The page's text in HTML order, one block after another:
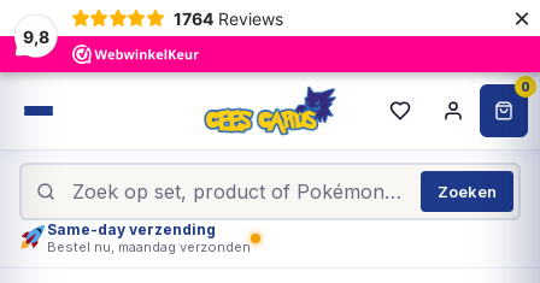
9,8
1764 Reviews ×
0
Zoeken
Same-day verzending
Bestel nu, maandag verzonden